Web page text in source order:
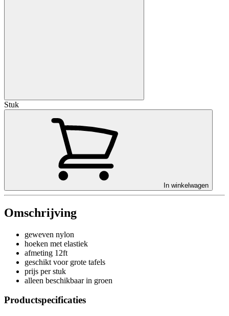
Stuk
In winkelwagen
Omschrijving
geweven nylon
hoeken met elastiek
afmeting 12ft
geschikt voor grote tafels
prijs per stuk
alleen beschikbaar in groen
Productspecificaties